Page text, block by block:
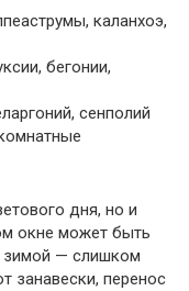
каланхоэ,
бегонии,
сенполий
дня, но и
окне может быть
зимой — слишком
занавески, перенос